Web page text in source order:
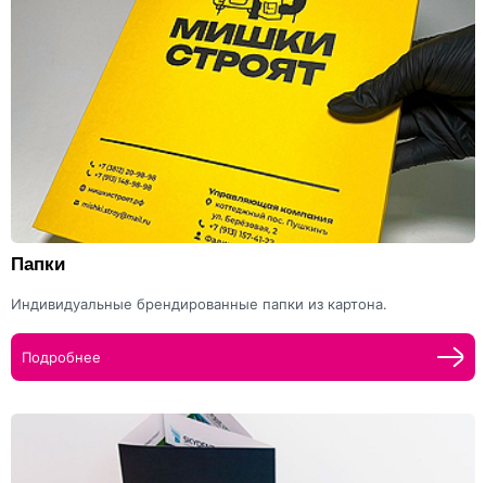
Папки
Индивидуальные брендированные папки из картона.
Подробнее